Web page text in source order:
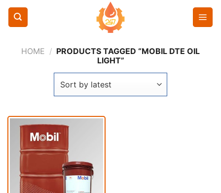
Chuyển
nội
HOME / PRODUCTS TAGGED “MOBIL DTE OIL
LIGHT”